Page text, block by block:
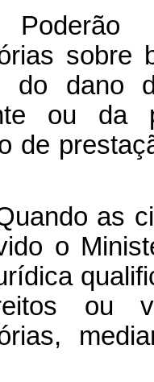
sobre
do dano
ou da
de
as
o
ou